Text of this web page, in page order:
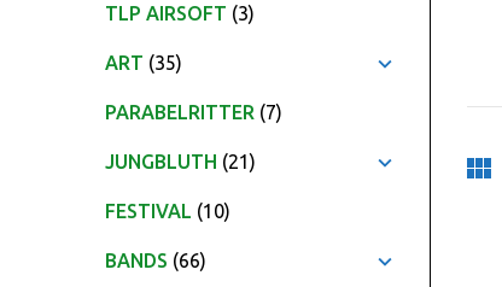
TLP AIRSOFT (3)
ART (35)
PARABELRITTER (7)
JUNGBLUTH (21)
FESTIVAL (10)
BANDS (66)